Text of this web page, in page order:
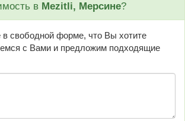
в Mezitli, Мерсине?
в свободной форме, что Вы хотите
с Вами и предложим подходящие